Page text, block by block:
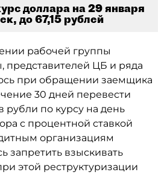
доллара на 29 января
до 67,15 рублей
рабочей группы
представителей ЦБ и ряда
при обращении заемщика
30 дней перевести
рубли по курсу на день
с процентной ставкой
организациям
запретить взыскивать
этой реструктуризации